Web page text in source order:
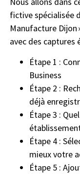
fictive spécialisée
Manufacture Dijon
avec des captures
Étape 1 :
Business
Étape 2 :
déjà
Étape 3 :
Étape 4 :
mieux votre
Étape 5 :